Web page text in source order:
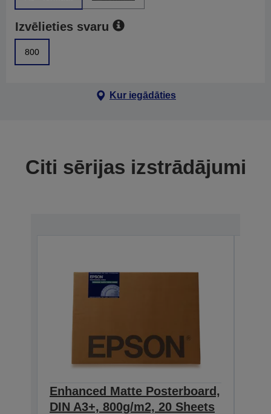
Izvēlieties svaru
800
Kur iegādāties
Citi sērijas izstrādājumi
Enhanced Matte Posterboard,
DIN A3+, 800g/m2, 20 Sheets